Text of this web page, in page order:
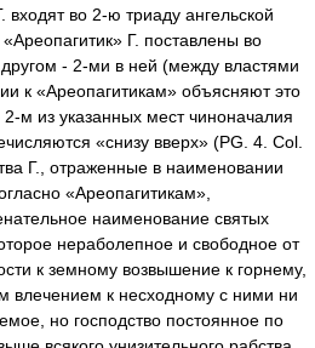
входят во 2-ю триаду ангельской
Г. поставлены во
- 2-ми в ней (между властями
к «Ареопагитикам» объясняют это
м из указанных мест чиноначалия
«снизу вверх» (PG. 4. Col.
Г., отраженные в наименовании
«Ареопагитикам»,
наименование святых
нераболепное и свободное от
к земному возвышение к горнему,
влечением к несходному с ними ни
но господство постоянное по